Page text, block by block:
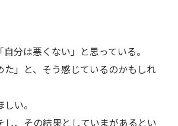
分は悪くない」と思っている。
た」と、そう感じているのかもしれ
い。
し、その結果としていまがあるとい